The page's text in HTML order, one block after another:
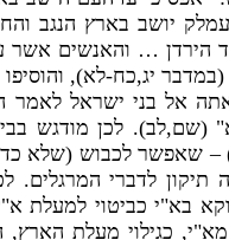
עמלק יושב בארץ הנגב
הירדן … והאנשים אשר
"במדבר יג,כח-לא),
אל בני ישראל לאמר
" (שם,לב). לכן מודגש
) שאפשר לכבוש (שלא
תיקון לדברי המרגלים.
בא"י כביטוי למעלת א"
מא"י, כגילוי מעלת הארץ,